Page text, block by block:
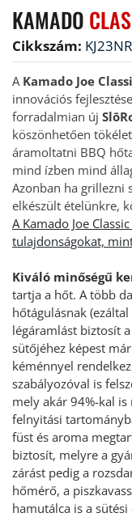
KAMADO
Cikkszám:
A Kamado Joe
innovációs
forradalmian új
köszönhetően
áramoltatni BBQ
mind ízben mind
Azonban ha grillezni
elkészült ételünkre,
A Kamado Joe
tulajdonságokat,
Kiváló minőségű
tartja a hőt. A több
hőtágulásnak
légáramlást biztosít
sütőjéhez képest
kéménnyel
szabályozóval is
mely akár 94%-kal
felnyitási
füst és aroma
biztosít, melyre a
zárást pedig a
hőmérő, a
hamutálca is a